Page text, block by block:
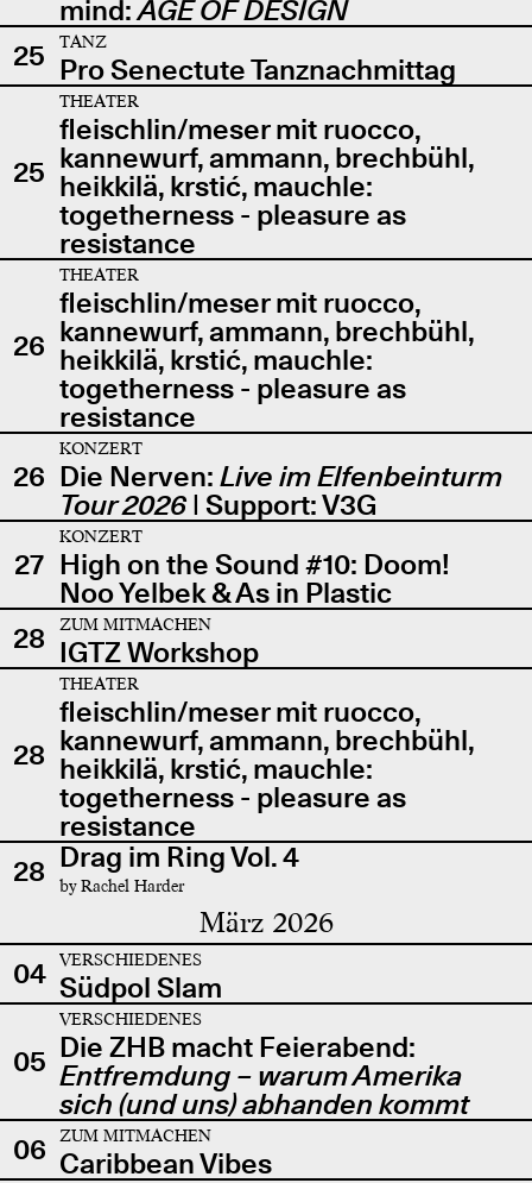
mind:AGE OF DESIGN
25
TANZ
Pro Senectute Tanznachmittag
25
THEATER
fleischlin/meser mit ruocco,
kannewurf, ammann, brechbühl,
heikkilä, krstić, mauchle:
togetherness - pleasure as
resistance
26
THEATER
fleischlin/meser mit ruocco,
kannewurf, ammann, brechbühl,
heikkilä, krstić, mauchle:
togetherness - pleasure as
resistance
26
KONZERT
Die Nerven: Live im Elfenbeinturm
Tour 2026| Support: V3G
27
KONZERT
High on the Sound #10: Doom!
Noo Yelbek & As in Plastic
28
ZUM MITMACHEN
IGTZ Workshop
28
THEATER
fleischlin/meser mit ruocco,
kannewurf, ammann, brechbühl,
heikkilä, krstić, mauchle:
togetherness - pleasure as
resistance
28 Drag im Ring Vol. 4
by Rachel Harder
März 2026
04 VERSCHIEDENES
Südpol Slam
05
VERSCHIEDENES
Die ZHB macht Feierabend:
Entfremdung – warum Amerika
sich (und uns) abhanden kommt
06
ZUM MITMACHEN
Caribbean Vibes